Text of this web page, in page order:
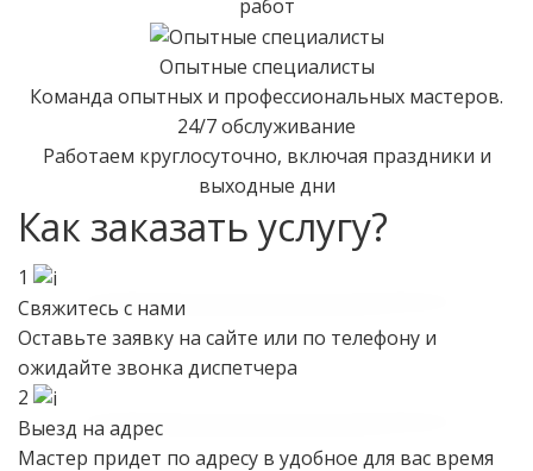
работ
Опытные специалисты
Команда опытных и профессиональных мастеров.
24/7 обслуживание
Работаем круглосуточно, включая праздники и
выходные дни
Как заказать услугу?
1
Свяжитесь с нами
Оставьте заявку на сайте или по телефону и
ожидайте звонка диспетчера
2
Выезд на адрес
Мастер придет по адресу в удобное для вас время